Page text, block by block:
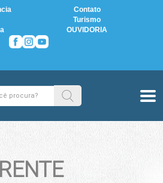
Contato
Turismo
OUVIDORIA